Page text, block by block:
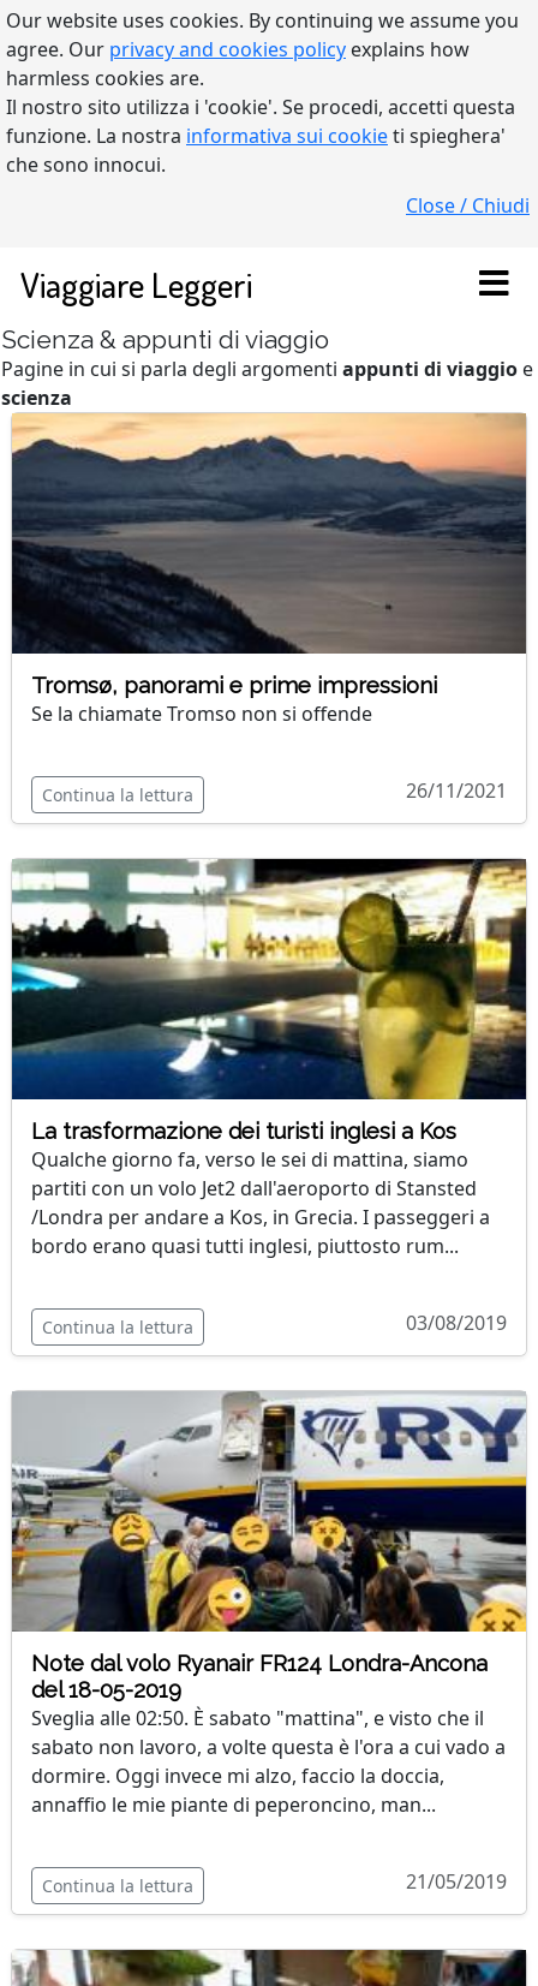
Our website uses cookies. By continuing we assume you
agree. Our privacy and cookies policy explains how
harmless cookies are.
Il nostro sito utilizza i 'cookie'. Se procedi, accetti questa
funzione. La nostra informativa sui cookieti spieghera'
che sono innocui.
Close / Chiudi
Viaggiare Leggeri
Scienza & appunti di viaggio
Pagine in cui si parla degli argomenti appunti di viaggio e
scienza
Tromsø, panorami e prime impressioni
Se la chiamate Tromso non si offende
Continua la lettura 26/11/2021
La trasformazione dei turisti inglesi a Kos
Qualche giorno fa, verso le sei di mattina, siamo
partiti con un volo Jet2 dall'aeroporto di Stansted
/Londra per andare a Kos, in Grecia. I passeggeri a
bordo erano quasi tutti inglesi, piuttosto rum...
Continua la lettura 03/08/2019
Note dal volo Ryanair FR124 Londra-Ancona
del 18-05-2019
Sveglia alle 02:50. È sabato "mattina", e visto che il
sabato non lavoro, a volte questa è l'ora a cui vado a
dormire. Oggi invece mi alzo, faccio la doccia,
annaffio le mie piante di peperoncino, man...
Continua la lettura 21/05/2019